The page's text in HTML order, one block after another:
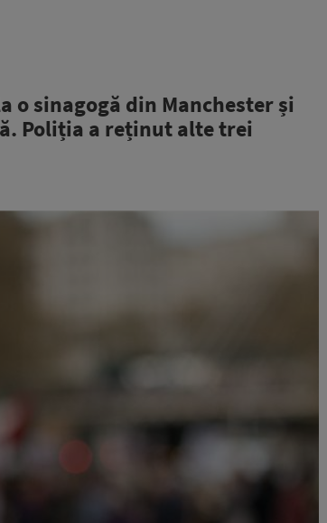
o sinagogă din Manchester și
Poliția a reținut alte trei